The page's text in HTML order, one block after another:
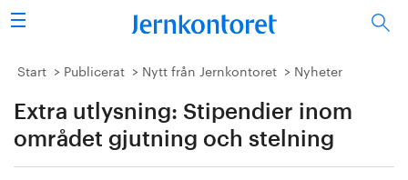
Sök
Stålindustrin
Vision 2050
Start Publicerat Nytt från Jernkontoret Nyheter
Extra utlysning: Stipendier inom
området gjutning och stelning